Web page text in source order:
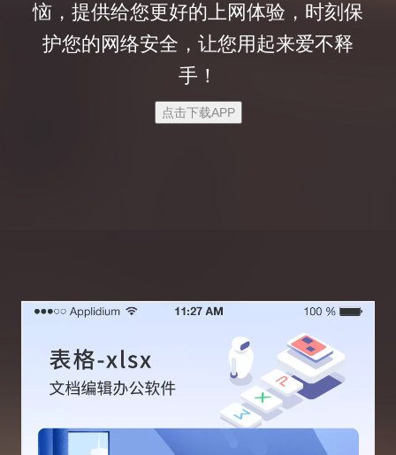
恼，提供给您更好的上网体验，时刻保
护您的网络安全，让您用起来爱不释
手！
点击下载APP